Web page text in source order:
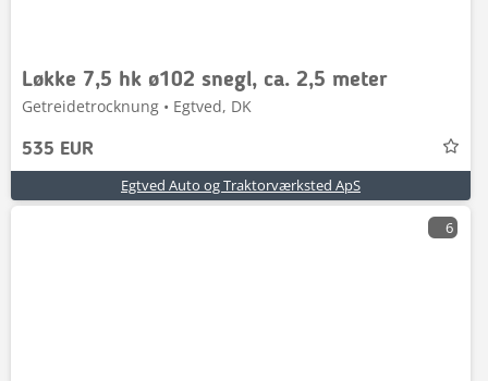
Løkke 7,5 hk ø102 snegl, ca. 2,5 meter
Getreidetrocknung • Egtved, DK
535 EUR
Egtved Auto og Traktorværksted ApS
6